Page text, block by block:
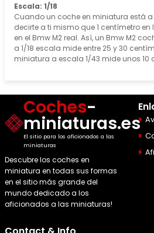
Escala: 1/18
Cuando un coche en miniatura está a
decirte a ti mismo que 1 centímetro en
en el Bmw M2 real. Así, un Bmw M2
a 1/18 escala mide entre 25 y 30
miniatura a escala 1/43 mide unos 10
Coches-
miniaturas.es
El sitio para los aficionados a las
miniaturas
Descubre los coches en
miniatura en todas sus formas
en el sitio más grande del
mundo dedicado a los
aficionados a las miniaturas!